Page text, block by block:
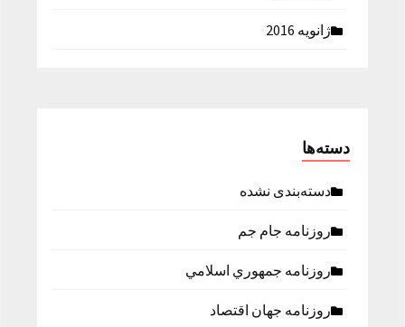
ژانویه 2016
دسته‌ها
دسته‌بندی نشده
روزنامه جام جم
روزنامه جمهوري اسلامي
روزنامه جهان اقتصاد